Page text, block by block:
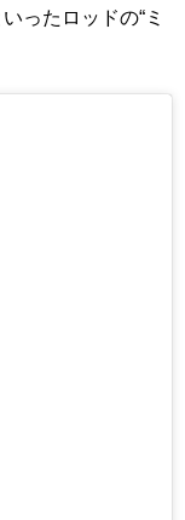
ったロッドの“ミ